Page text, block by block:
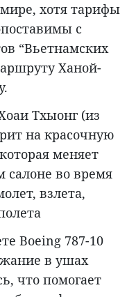
хотя тарифы
с
“Вьетнамских
Ханой-
Тхыонг (из
на красочную
меняет
салоне во время
взлета,
Boeing 787-10
в ушах
что помогает